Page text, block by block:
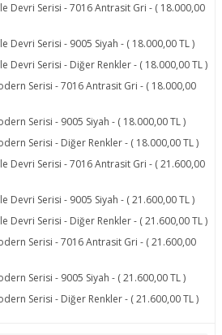
Devri Serisi - 7016 Antrasit Gri - ( 18.000,00
Devri Serisi - 9005 Siyah - ( 18.000,00 TL )
Devri Serisi - Diğer Renkler - ( 18.000,00 TL )
Serisi - 7016 Antrasit Gri - ( 18.000,00
Serisi - 9005 Siyah - ( 18.000,00 TL )
Serisi - Diğer Renkler - ( 18.000,00 TL )
Devri Serisi - 7016 Antrasit Gri - ( 21.600,00
Devri Serisi - 9005 Siyah - ( 21.600,00 TL )
Devri Serisi - Diğer Renkler - ( 21.600,00 TL )
Serisi - 7016 Antrasit Gri - ( 21.600,00
Serisi - 9005 Siyah - ( 21.600,00 TL )
Serisi - Diğer Renkler - ( 21.600,00 TL )